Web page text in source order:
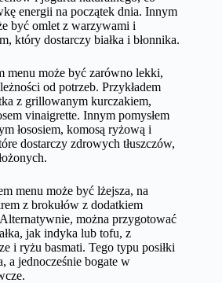
energii na początek dnia. Innym
być omlet z warzywami i
który dostarczy białka i błonnika.
menu może być zarówno lekki,
od potrzeb. Przykładem
z grillowanym kurczakiem,
vinaigrette. Innym pomysłem
łososiem, komosą ryżową i
dostarczy zdrowych tłuszczów,
menu może być lżejsza, na
z brokułów z dodatkiem
można przygotować
jak indyka lub tofu, z
i ryżu basmati. Tego typu posiłki
a jednocześnie bogate w